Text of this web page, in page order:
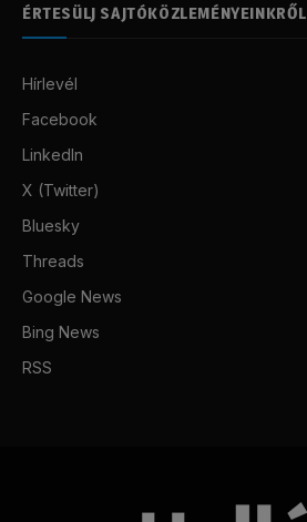
ÉRTESÜLJ SAJTÓKÖZLEMÉNYEINKRŐL
Hírlevél
Facebook
LinkedIn
X (Twitter)
Bluesky
Threads
Google News
Bing News
RSS